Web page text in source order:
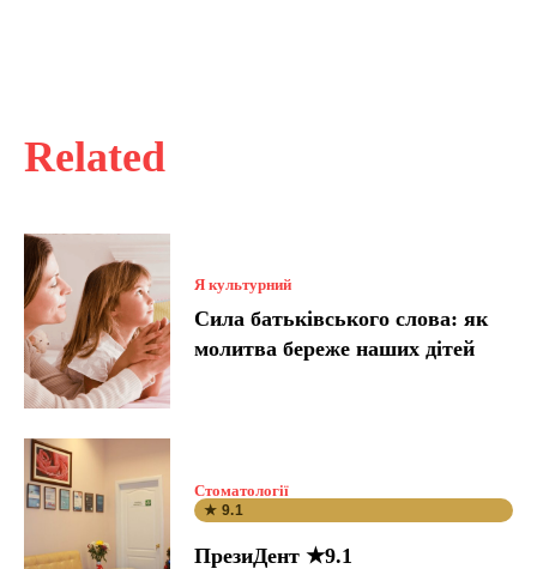
Related
Я культурний
Сила батьківського слова: як
молитва береже наших дітей
Стоматології
★ 9.1
ПрезиДент ★9.1